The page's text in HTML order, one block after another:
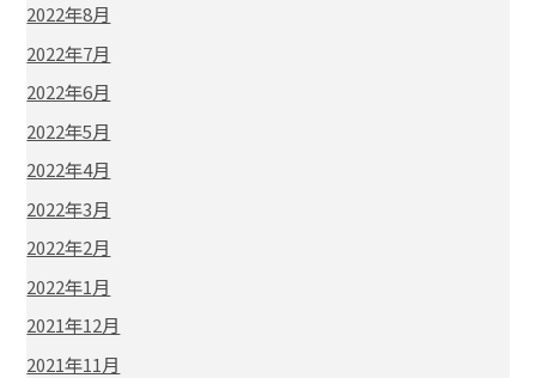
2022年8月
2022年7月
2022年6月
2022年5月
2022年4月
2022年3月
2022年2月
2022年1月
2021年12月
2021年11月